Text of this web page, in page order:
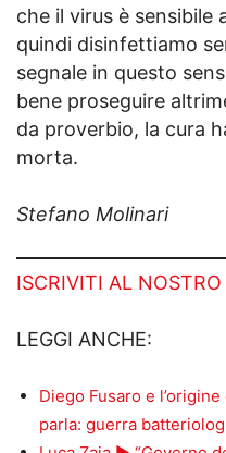
che il virus è
quindi disinfettiamo
segnale in questo
bene proseguire
da proverbio, la cura
morta.
Stefano Molinari
ISCRIVITI AL
LEGGI ANCHE:
Diego Fusaro e
parla: guerra